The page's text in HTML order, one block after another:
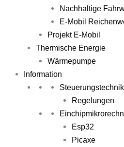
Nachhaltige
E-Mobil
Projekt E-Mobil
Thermische Energie
Wärmepumpe
Information
Steuerungstechnik
Regelungen
Esp32
Picaxe